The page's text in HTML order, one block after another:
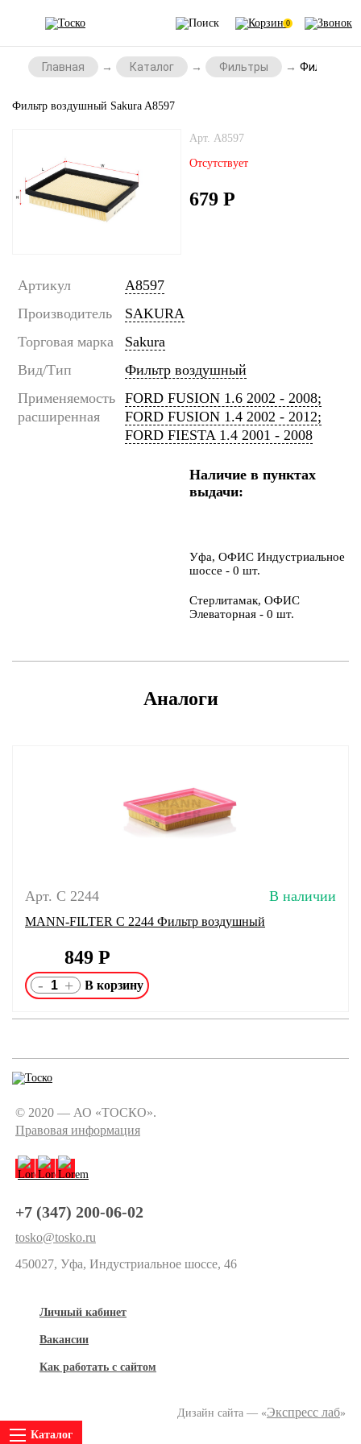
0
Главная Каталог Фильтры Фильтр
Фильтр воздушный Sakura A8597
Арт. A8597
Отсутствует
679 Р
Артикул
A8597
Производитель
SAKURA
Торговая марка
Sakura
Вид/Тип
Фильтр воздушный
Применяемость
расширенная
FORD FUSION 1.6 2002 - 2008;
FORD FUSION 1.4 2002 - 2012;
FORD FIESTA 1.4 2001 - 2008
Наличие в пунктах
выдачи:
Уфа, ОФИС Индустриальное
шоссе - 0 шт.
Стерлитамак, ОФИС
Элеваторная - 0 шт.
Аналоги
Арт. C 2244 В наличии
MANN-FILTER C 2244 Фильтр воздушный
849 Р
- +
© 2020 — АО «ТОСКО».
Правовая информация
+7 (347) 200-06-02
tosko@tosko.ru
450027, Уфа, Индустриальное шоссе, 46
Личный кабинет
Вакансии
Как работать с сайтом
Дизайн сайта — «Экспресс лаб»
Каталог